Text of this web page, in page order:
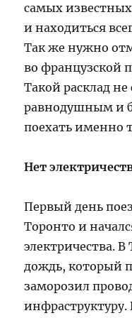
самых
и находиться
Так же нужно
во французской
Такой расклад
равнодушным и
поехать именно
Нет
Первый день
Торонто и
электричества.
дождь, который
заморозил
инфраструктуру.